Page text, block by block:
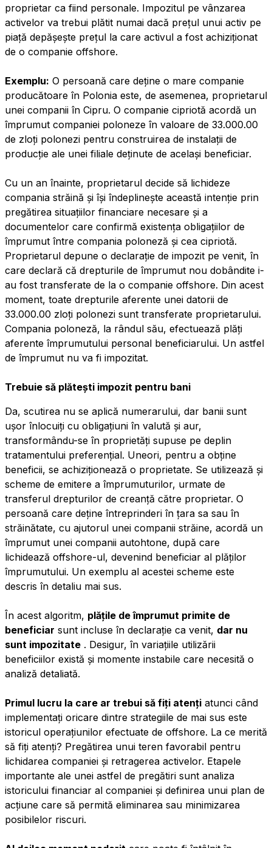
proprietar ca fiind personale. Impozitul pe vânzarea
activelor va trebui plătit numai dacă prețul unui activ pe
piață depășește prețul la care activul a fost achiziționat
de o companie offshore.
Exemplu: O persoană care deține o mare companie
producătoare în Polonia este, de asemenea, proprietarul
unei companii în Cipru. O companie cipriotă acordă un
împrumut companiei poloneze în valoare de 33.000.00
de zloți polonezi pentru construirea de instalații de
producție ale unei filiale deținute de același beneficiar.
Cu un an înainte, proprietarul decide să lichideze
compania străină și își îndeplinește această intenție prin
pregătirea situațiilor financiare necesare și a
documentelor care confirmă existența obligațiilor de
împrumut între compania poloneză și cea cipriotă.
Proprietarul depune o declarație de impozit pe venit, în
care declară că drepturile de împrumut nou dobândite i-
au fost transferate de la o companie offshore. Din acest
moment, toate drepturile aferente unei datorii de
33.000.00 zloți polonezi sunt transferate proprietarului.
Compania poloneză, la rândul său, efectuează plăți
aferente împrumutului personal beneficiarului. Un astfel
de împrumut nu va fi impozitat.
Trebuie să plătești impozit pentru bani
Da, scutirea nu se aplică numerarului, dar banii sunt
ușor înlocuiți cu obligațiuni în valută și aur,
transformându-se în proprietăți supuse pe deplin
tratamentului preferențial. Uneori, pentru a obține
beneficii, se achiziționează o proprietate. Se utilizează și
scheme de emitere a împrumuturilor, urmate de
transferul drepturilor de creanță către proprietar. O
persoană care deține întreprinderi în țara sa sau în
străinătate, cu ajutorul unei companii străine, acordă un
împrumut unei companii autohtone, după care
lichidează offshore-ul, devenind beneficiar al plăților
împrumutului. Un exemplu al acestei scheme este
descris în detaliu mai sus.
În acest algoritm, plățile de împrumut primite de
beneficiar sunt incluse în declarație ca venit, dar nu
sunt impozitate . Desigur, în variațiile utilizării
beneficiilor există și momente instabile care necesită o
analiză detaliată.
Primul lucru la care ar trebui să fiți atenți atunci când
implementați oricare dintre strategiile de mai sus este
istoricul operațiunilor efectuate de offshore. La ce merită
să fiți atenți? Pregătirea unui teren favorabil pentru
lichidarea companiei și retragerea activelor. Etapele
importante ale unei astfel de pregătiri sunt analiza
istoricului financiar al companiei și definirea unui plan de
acțiune care să permită eliminarea sau minimizarea
posibilelor riscuri.